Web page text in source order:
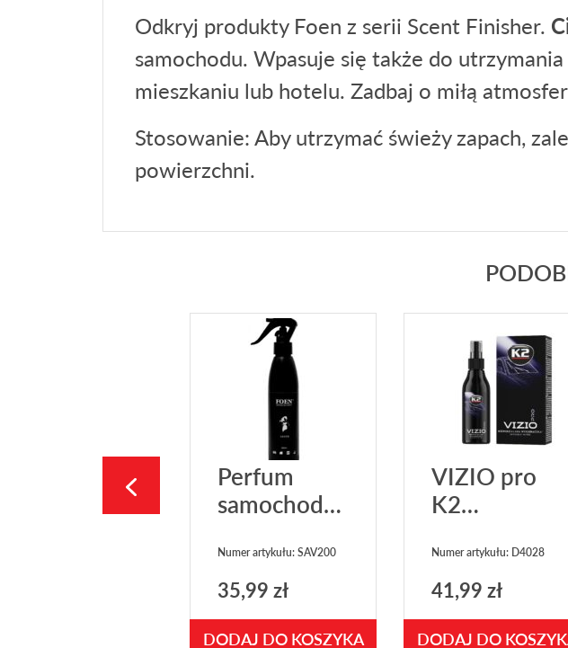
Odkryj produkty Foen z serii Scent Finisher.
samochodu. Wpasuje się także do
mieszkaniu lub hotelu. Zadbaj o miłą
Stosowanie: Aby utrzymać świeży zapach,
powierzchni.
Perfum
samochodowy
200ml
Numer artykułu: SAV200
35,99zł
DODAJ DO KOSZYKA
VIZIO pro
K2
wycieraczka
Numer artykułu: D4028
41,99zł
DODAJ DO